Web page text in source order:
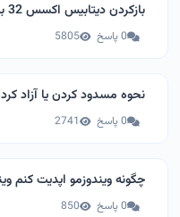
بازکردن دیتابیس اکسس 32 بیتی در نسخه 64 بیت
0 پاسخ 5805
نحوه مسدود کردن یا آزاد
0 پاسخ 2741
چگونه ویندوزمو اپدیت کنم
0 پاسخ 850